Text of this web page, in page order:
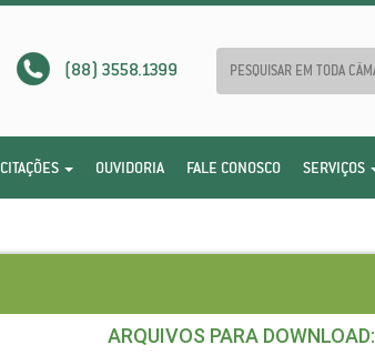
(88) 3558.1399
OUVIDORIA FALE CONOSCO SERVIÇOS
ARQUIVOS PARA DOWNLOAD: